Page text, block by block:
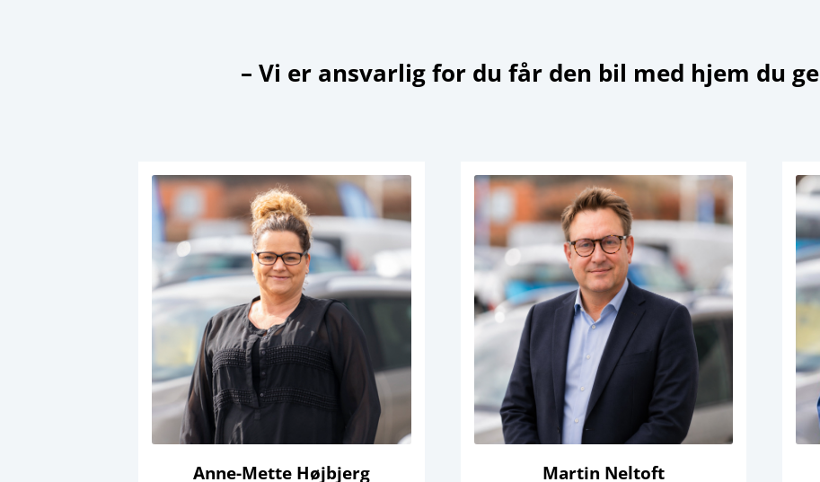
– Vi er ansvarlig for du får den bil med hjem du
Anne-Mette Højbjerg Martin Neltoft